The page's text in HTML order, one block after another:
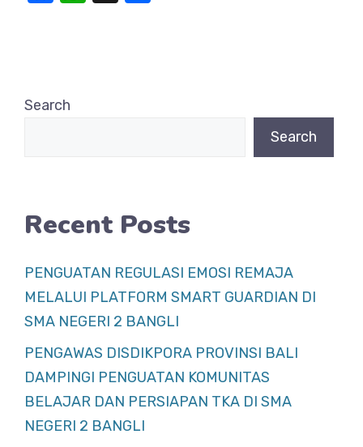
b
o
Search
Search
Recent Posts
PENGUATAN REGULASI EMOSI REMAJA
MELALUI PLATFORM SMART GUARDIAN DI
SMA NEGERI 2 BANGLI
PENGAWAS DISDIKPORA PROVINSI BALI
DAMPINGI PENGUATAN KOMUNITAS
BELAJAR DAN PERSIAPAN TKA DI SMA
NEGERI 2 BANGLI